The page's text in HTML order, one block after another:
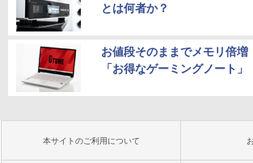
とは何者か？
お値段そのままでメモリ倍増
「お得なゲーミングノート」
本サイトのご利用について